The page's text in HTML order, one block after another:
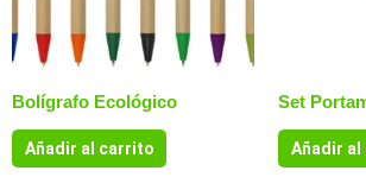
Bolígrafo Ecológico
Añadir al carrito
Set
Añadir